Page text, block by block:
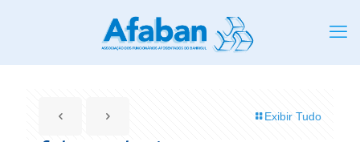
Exibir Tudo